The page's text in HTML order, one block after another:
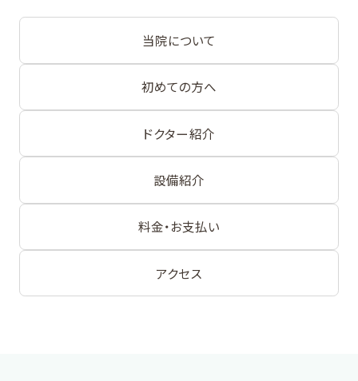
当院について
初めての方へ
ドクター紹介
設備紹介
料金・お支払い
アクセス